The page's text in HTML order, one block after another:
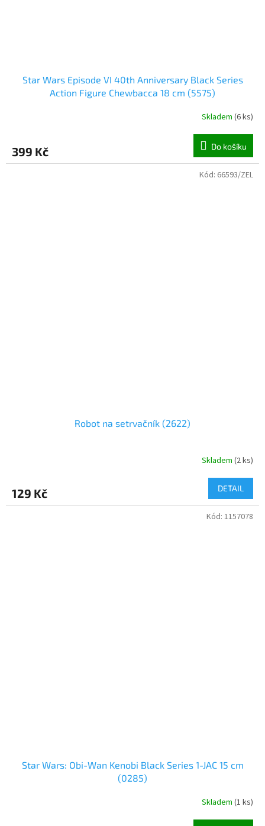
Star Wars Episode VI 40th Anniversary Black Series
Action Figure Chewbacca 18 cm (5575)
Skladem (6 ks)
399 Kč Do košíku
Robot na setrvačník (2622)
Skladem (2 ks)
129 Kč DETAIL
Kód: 66593/ZEL
Star Wars: Obi-Wan Kenobi Black Series 1-JAC 15 cm
(0285)
Skladem (1 ks)
Kód: 1157078